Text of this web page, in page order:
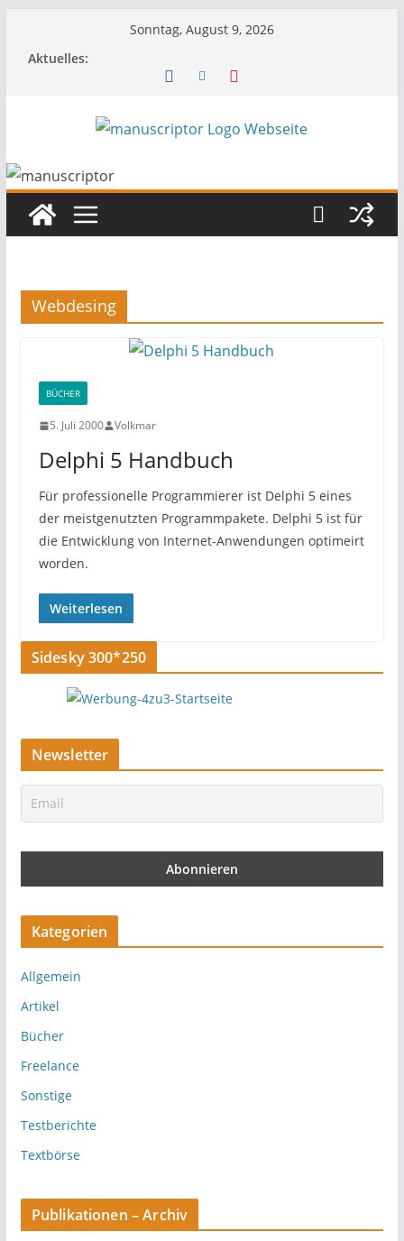
Sonntag, August 9, 2026
Aktuelles:
Webdesing
BÜCHER
5. Juli 2000 Volkmar
Delphi 5 Handbuch
Für professionelle Programmierer ist Delphi 5 eines
der meistgenutzten Programmpakete. Delphi 5 ist für
die Entwicklung von Internet-Anwendungen optimeirt
worden.
Weiterlesen
Sidesky 300*250
Newsletter
Kategorien
Allgemein
Artikel
Bücher
Freelance
Sonstige
Testberichte
Textbörse
Publikationen – Archiv